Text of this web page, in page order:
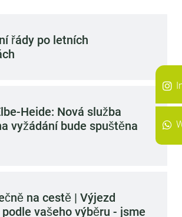
řády po letních
Heide: Nová služba
vyžádání bude spuštěna
na cestě | Výjezd
vašeho výběru - jsme